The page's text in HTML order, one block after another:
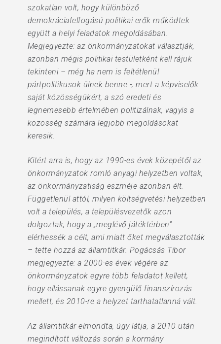
szokatlan volt, hogy különböző
demokráciafelfogású politikai erők működtek
együtt a helyi feladatok megoldásában.
Megjegyezte: az önkormányzatokat választják,
azonban mégis politikai testületként kell rájuk
tekinteni – még ha nem is feltétlenül
pártpolitikusok ülnek benne -, mert a képviselők
saját közösségükért, a szó eredeti és
legnemesebb értelmében politizálnak, vagyis a
közösség számára legjobb megoldásokat
keresik.
Kitért arra is, hogy az 1990-es évek közepétől az
önkormányzatok romló anyagi helyzetben voltak,
az önkormányzatiság eszméje azonban élt.
Függetlenül attól, milyen költségvetési helyzetben
volt a település, a településvezetők azon
dolgoztak, hogy a „meglévő játéktérben”
elérhessék a célt, ami miatt őket megválasztották
– tette hozzá az államtitkár. Pogácsás Tibor
megjegyezte: a 2000-es évek végére az
önkormányzatok egyre több feladatot kellett,
hogy ellássanak egyre gyengülő finanszírozás
mellett, és 2010-re a helyzet tarthatatlanná vált.
Az államtitkár elmondta, úgy látja, a 2010 után
megindított változás során a kormány